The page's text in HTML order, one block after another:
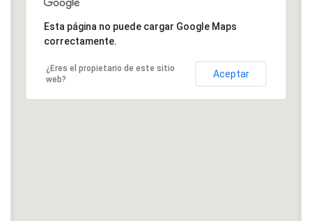
Esta página no puede cargar Google Maps
correctamente.
¿Eres el propietario de este sitio
web?
Aceptar